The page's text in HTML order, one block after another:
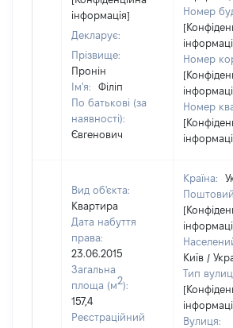
інформація]
Декларує:
Прізвище:
Пронін
Ім'я:
Філіп
По батькові (за
наявності):
Євгенович
Номер
Номер
Номер
Вид об'єкта:
Квартира
Дата набуття
права:
23.06.2015
Загальна
площа (м2):
157,4
Реєстраційний
Країна:
Поштовий
Київ /
Тип
Вулиця: